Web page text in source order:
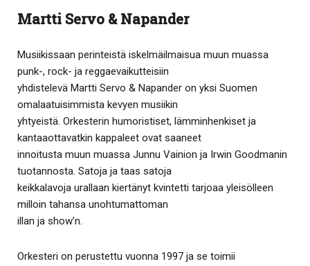
Martti Servo & Napander
Musiikissaan perinteistä iskelmäilmaisua muun muassa
punk-, rock- ja reggaevaikutteisiin
yhdistelevä Martti Servo & Napander on yksi Suomen
omalaatuisimmista kevyen musiikin
yhtyeistä. Orkesterin humoristiset, lämminhenkiset ja
kantaaottavatkin kappaleet ovat saaneet
innoitusta muun muassa Junnu Vainion ja Irwin Goodmanin
tuotannosta. Satoja ja taas satoja
keikkalavoja urallaan kiertänyt kvintetti tarjoaa yleisölleen
milloin tahansa unohtumattoman
illan ja show’n.
Orkesteri on perustettu vuonna 1997 ja se toimii